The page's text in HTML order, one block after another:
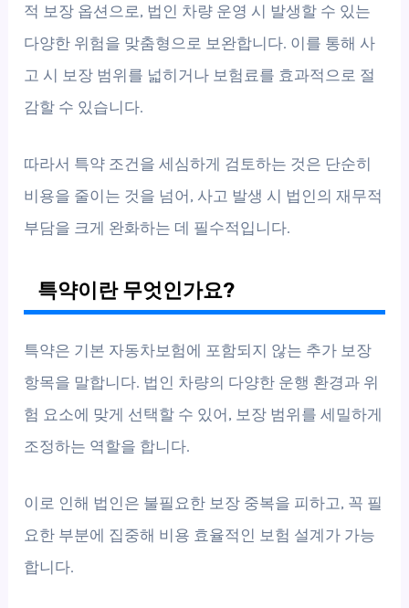
적 보장 옵션으로, 법인 차량 운영 시 발생할 수 있는
다양한 위험을 맞춤형으로 보완합니다. 이를 통해 사
고 시 보장 범위를 넓히거나 보험료를 효과적으로 절
감할 수 있습니다.
따라서 특약 조건을 세심하게 검토하는 것은 단순히
비용을 줄이는 것을 넘어, 사고 발생 시 법인의 재무적
부담을 크게 완화하는 데 필수적입니다.
특약이란 무엇인가요?
특약은 기본 자동차보험에 포함되지 않는 추가 보장
항목을 말합니다. 법인 차량의 다양한 운행 환경과 위
험 요소에 맞게 선택할 수 있어, 보장 범위를 세밀하게
조정하는 역할을 합니다.
이로 인해 법인은 불필요한 보장 중복을 피하고, 꼭 필
요한 부분에 집중해 비용 효율적인 보험 설계가 가능
합니다.